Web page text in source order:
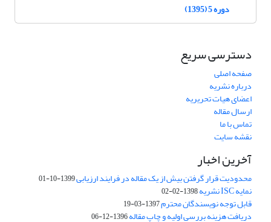
دوره 5 (1395)
دسترسی سریع
صفحه اصلی
درباره نشریه
اعضای هیات تحریریه
ارسال مقاله
تماس با ما
نقشه سایت
آخرین اخبار
محدودیت قرار گرفتن بیش از یک مقاله در فرایند ارزیابی1399-10-01
نمایه ISC نشریه 1398-02-02
قابل توجه نویسندگان محترم1397-03-19
دریافت هزینه بررسی اولیه و چاپ مقاله1396-12-06